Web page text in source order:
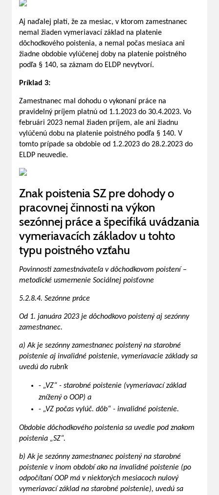
Aj naďalej platí, že za mesiac, v ktorom zamestnanec
nemal žiaden vymeriavací základ na platenie
dôchodkového poistenia, a nemal počas mesiaca ani
žiadne obdobie vylúčenej doby na platenie poistného
podľa § 140, sa záznam do ELDP nevytvorí.
Príklad 3:
Zamestnanec mal dohodu o vykonaní práce na
pravidelný príjem platnú od 1.1.2023 do 30.4.2023. Vo
februári 2023 nemal žiaden príjem, ale ani žiadnu
vylúčenú dobu na platenie poistného podľa § 140. V
tomto prípade sa obdobie od 1.2.2023 do 28.2.2023 do
ELDP neuvedie.
Znak poistenia SZ pre dohody o
pracovnej činnosti na výkon
sezónnej práce a špecifiká uvádzania
vymeriavacích základov u tohto
typu poistného vzťahu
Povinnosti zamestnávateľa v dôchodkovom poistení –
metodické usmernenie Sociálnej poisťovne
5.2.8.4. Sezónne práce
Od 1. januára 2023 je dôchodkovo poistený aj sezónny
zamestnanec.
a) Ak je sezónny zamestnanec poistený na starobné
poistenie aj invalidné poistenie, vymeriavacie základy sa
uvedú do rubrík
- „VZ“ - starobné poistenie (vymeriavací základ
znížený o OOP) a
- „VZ počas vylúč. dôb“ - invalidné poistenie.
Obdobie dôchodkového poistenia sa uvedie pod znakom
poistenia „SZ“.
b) Ak je sezónny zamestnanec poistený na starobné
poistenie v inom období ako na invalidné poistenie (po
odpočítaní OOP má v niektorých mesiacoch nulový
vymeriavací základ na starobné poistenie), uvedú sa